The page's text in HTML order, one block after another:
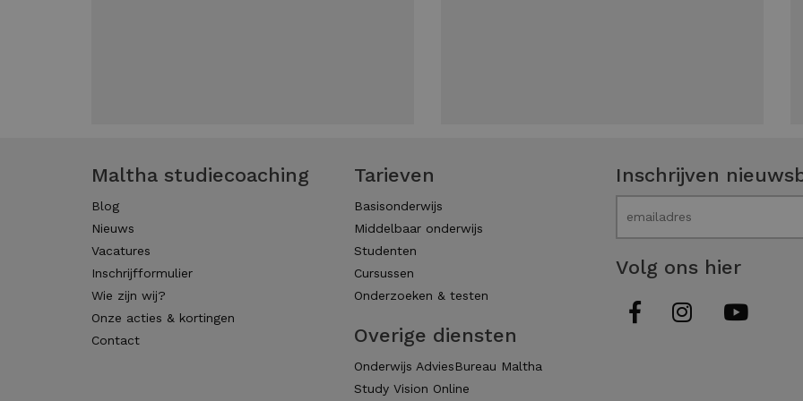
Maltha studiecoaching
Blog
Nieuws
Vacatures
Inschrijfformulier
Wie zijn wij?
Onze acties & kortingen
Contact
Tarieven
Basisonderwijs
Middelbaar onderwijs
Studenten
Cursussen
Onderzoeken & testen
Overige diensten
Onderwijs AdviesBureau Maltha
Study Vision Online
Inschrijven
Volg ons hier